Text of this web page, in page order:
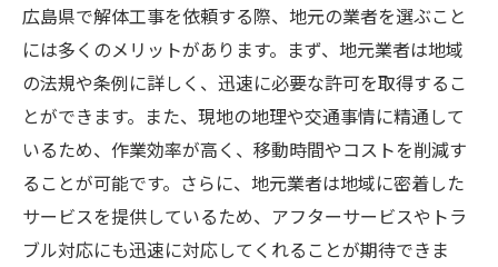
広島県で解体工事を依頼する際、地元の業者を選ぶこと
には多くのメリットがあります。まず、地元業者は地域
の法規や条例に詳しく、迅速に必要な許可を取得するこ
とができます。また、現地の地理や交通事情に精通して
いるため、作業効率が高く、移動時間やコストを削減す
ることが可能です。さらに、地元業者は地域に密着した
サービスを提供しているため、アフターサービスやトラ
ブル対応にも迅速に対応してくれることが期待できま